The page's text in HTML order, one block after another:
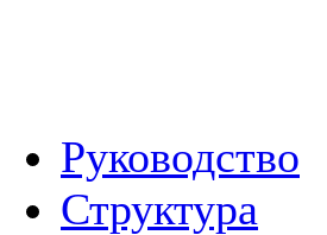
Руководство
Структура